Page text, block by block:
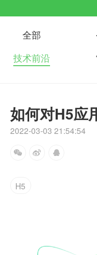
全部
技术前沿
如何对H5应
2022-03-03 21:54:54
H5